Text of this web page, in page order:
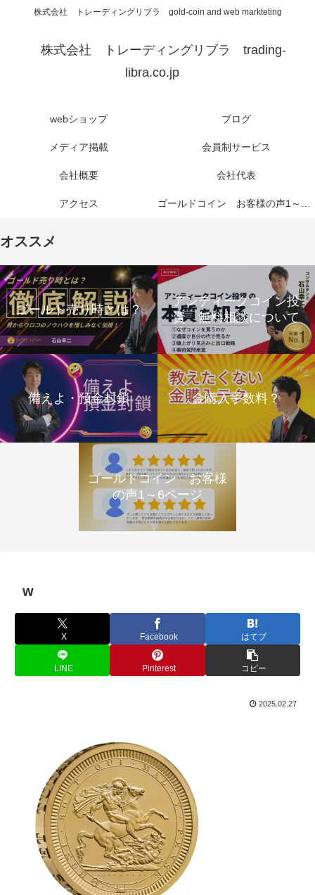
株式会社 トレーディングリブラ gold-coin and web markteting
株式会社 トレーディングリブラ trading-
libra.co.jp
webショップ ブログ
メディア掲載 会員制サービス
会社概要 会社代表
アクセス ゴールドコイン お客様の声1～6ページ
オススメ
ゴールド売り時とは？
アンティークコイン投
資 無料相談について
備えよ・預金封鎖 金購入手数料？
ゴールドコイン お客様
の声1～6ページ
w
X Facebook はてブ
LINE Pinterest コピー
2025.02.27